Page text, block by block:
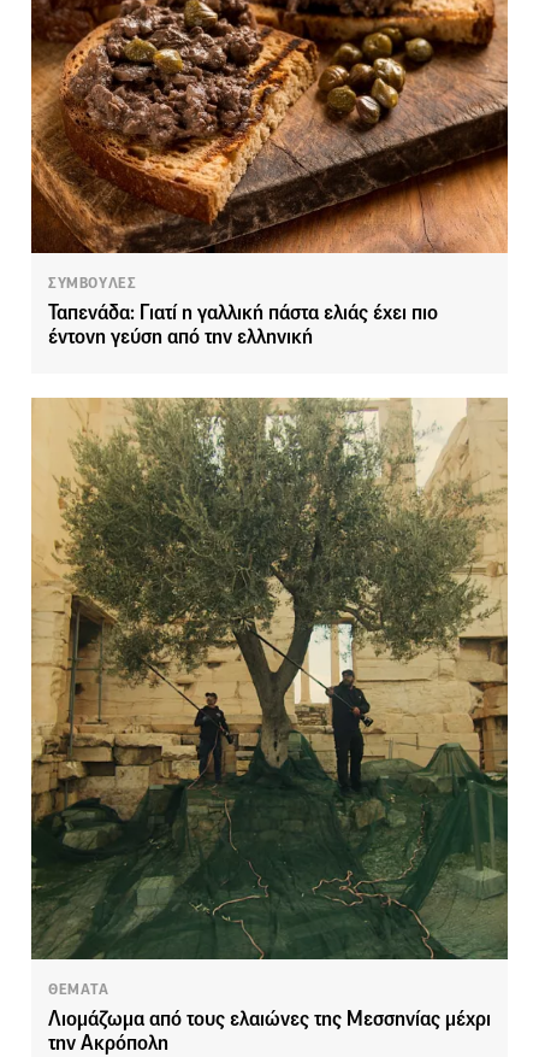
ΣΥΜΒΟΥΛΕΣ
Ταπενάδα: Γιατί η γαλλική πάστα ελιάς έχει πιο
έντονη γεύση από την ελληνική
ΘΕΜΑΤΑ
Λιομάζωμα από τους ελαιώνες της Μεσσηνίας μέχρι
την Ακρόπολη